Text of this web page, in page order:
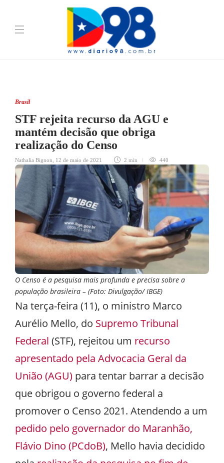
Brasil
STF rejeita recurso da AGU e
mantém decisão que obriga
realização do Censo
Nathalia Bignon 12 de maio de 2021 2 min 440
O Censo é a pesquisa mais profunda e precisa sobre a
população brasileira – (Foto: Divulgação/ IBGE)
Na terça-feira (11), o ministro Marco
Aurélio Mello, do Supremo Tribunal
Federal (STF), rejeitou um recurso
apresentado pela Advocacia Geral da
União (AGU) para tentar barrar a decisão
que obrigou o governo federal a
promover o Censo 2021. Atendendo a um
pedido pelo governador do Maranhão,
Flávio Dino (PCdoB), Mello havia decidido